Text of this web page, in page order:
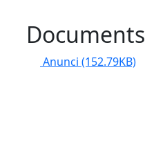
Documents
Anunci (152.79KB)